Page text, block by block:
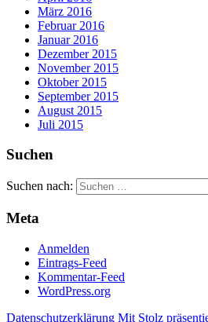
März 2016
Februar 2016
Januar 2016
Dezember 2015
November 2015
Oktober 2015
September 2015
August 2015
Juli 2015
Suchen
Suchen nach:
Meta
Anmelden
Eintrags-Feed
Kommentar-Feed
WordPress.org
Datenschutzerklärung Mit Stolz